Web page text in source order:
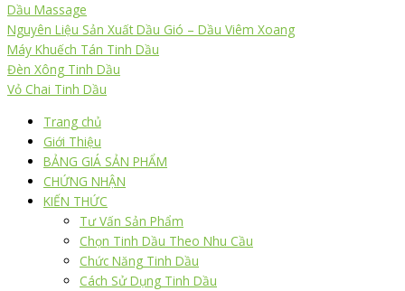
Dầu Massage
Nguyên Liệu Sản Xuất Dầu Gió – Dầu Viêm Xoang
Máy Khuếch Tán Tinh Dầu
Đèn Xông Tinh Dầu
Vỏ Chai Tinh Dầu
Trang chủ
Giới Thiệu
BẢNG GIÁ SẢN PHẨM
CHỨNG NHẬN
KIẾN THỨC
Tư Vấn Sản Phẩm
Chọn Tinh Dầu Theo Nhu Cầu
Chức Năng Tinh Dầu
Cách Sử Dụng Tinh Dầu